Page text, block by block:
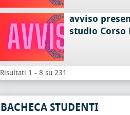
avviso
studio Corso
Risultati 1 - 8 su 231
BACHECA STUDENTI